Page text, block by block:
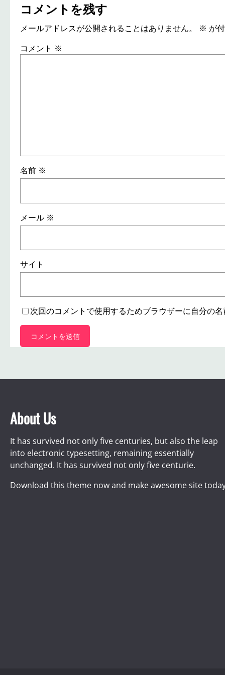
コメントを残す
メールアドレスが公開されることはありません。 ※ が
コメント ※
名前 ※
メール ※
サイト
次回のコメントで使用するためブラウザーに自分の
About Us
It has survived not only five centuries, but also the leap
into electronic typesetting, remaining essentially
unchanged. It has survived not only five centurie.
Download this theme now and make awesome site